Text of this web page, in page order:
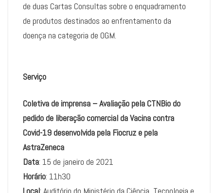
de duas Cartas Consultas sobre o enquadramento
de produtos destinados ao enfrentamento da
doença na categoria de OGM.
Serviço
Coletiva de imprensa – Avaliação pela CTNBio do
pedido de liberação comercial da Vacina contra
Covid-19 desenvolvida pela Fiocruz e pela
AstraZeneca
Data: 15 de janeiro de 2021
Horário: 11h30